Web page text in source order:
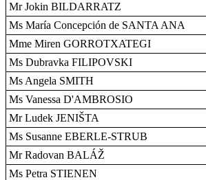
Mr Jokin BILDARRATZ
Ms María Concepción de SANTA ANA
Mme Miren GORROTXATEGI
Ms Dubravka FILIPOVSKI
Ms Angela SMITH
Ms Vanessa D'AMBROSIO
Mr Ludek JENIŠTA
Ms Susanne EBERLE-STRUB
Mr Radovan BALÁŽ
Ms Petra STIENEN